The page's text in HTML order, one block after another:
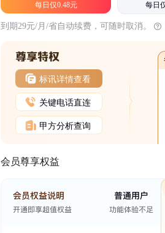
每日仅0.48元 每日
到期29元/月/省自动续费，可随时取消。
标讯详情查看
关键电话直连
甲方分析查询
会员尊享权益